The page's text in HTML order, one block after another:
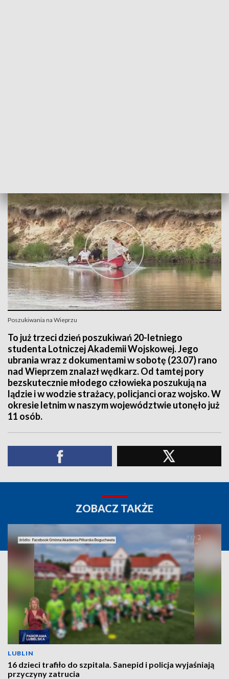
Poszukiwania na Wieprzu
To już trzeci dzień poszukiwań 20-letniego
studenta Lotniczej Akademii Wojskowej. Jego
ubrania wraz z dokumentami w sobotę (23.07) rano
nad Wieprzem znalazł wędkarz. Od tamtej pory
bezskutecznie młodego człowieka poszukują na
lądzie i w wodzie strażacy, policjanci oraz wojsko. W
okresie letnim w naszym województwie utonęło już
11 osób.
ZOBACZ TAKŻE
LUBLIN
16 dzieci trafiło do szpitala. Sanepid i policja wyjaśniają
przyczyny zatrucia